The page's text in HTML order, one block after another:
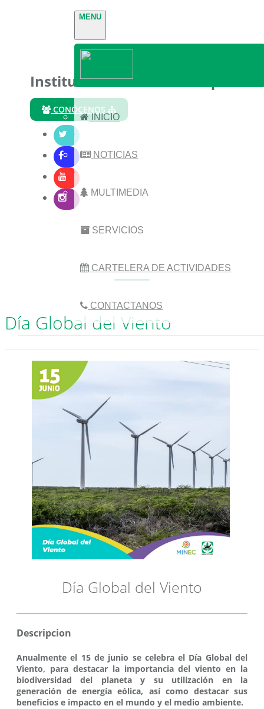
MENU
INICIO
NOTICIAS
MULTIMEDIA
SERVICIOS
CARTELERA DE ACTIVIDADES
CONTACTANOS
Instituto Nacional de Parques
CONÓCENOS
Día Global del Viento
Día Global del Viento
Descripcion
Anualmente el 15 de junio se celebra el Día Global del
Viento, para destacar la importancia del viento en la
biodiversidad del planeta y su utilización en la
generación de energía eólica, así como destacar sus
beneficios e impacto en el mundo y el medio ambiente.